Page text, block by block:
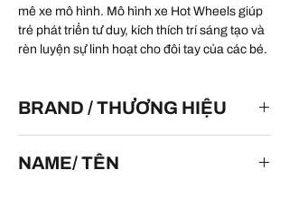
mê xe mô hình. Mô hình xe Hot Wheels giúp
trẻ phát triển tư duy, kích thích trí sáng tạo và
rèn luyện sự linh hoạt cho đôi tay của các bé.
BRAND / THƯƠNG HIỆU
NAME/ TÊN